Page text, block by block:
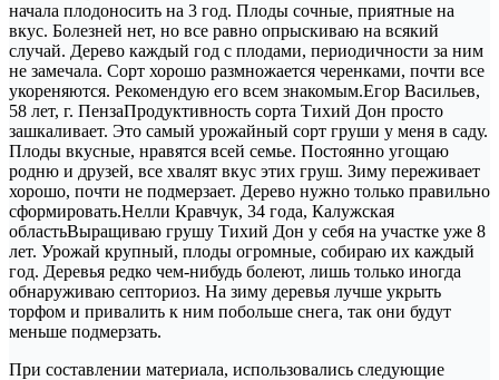
начала плодоносить на 3 год. Плоды сочные, приятные на
вкус. Болезней нет, но все равно опрыскиваю на всякий
случай. Дерево каждый год с плодами, периодичности за ним
не замечала. Сорт хорошо размножается черенками, почти все
укореняются. Рекомендую его всем знакомым.Егор Васильев,
58 лет, г. ПензаПродуктивность сорта Тихий Дон просто
зашкаливает. Это самый урожайный сорт груши у меня в саду.
Плоды вкусные, нравятся всей семье. Постоянно угощаю
родню и друзей, все хвалят вкус этих груш. Зиму переживает
хорошо, почти не подмерзает. Дерево нужно только правильно
сформировать.Нелли Кравчук, 34 года, Калужская
областьВыращиваю грушу Тихий Дон у себя на участке уже 8
лет. Урожай крупный, плоды огромные, собираю их каждый
год. Деревья редко чем-нибудь болеют, лишь только иногда
обнаруживаю септориоз. На зиму деревья лучше укрыть
торфом и привалить к ним побольше снега, так они будут
меньше подмерзать.
При составлении материала, использовались следующие